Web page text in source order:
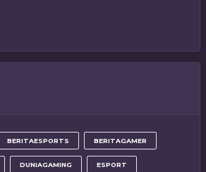
BERITAESPORTS BERITAGAMER
DUNIAGAMING ESPORT